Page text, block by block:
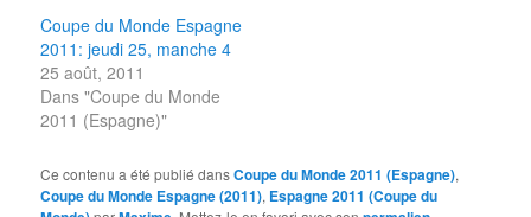
Coupe du Monde Espagne
2011: jeudi 25, manche 4
25 août, 2011
Dans "Coupe du Monde
2011 (Espagne)"
Ce contenu a été publié dansCoupe du Monde 2011 (Espagne),
Coupe du Monde Espagne (2011), Espagne 2011 (Coupe du